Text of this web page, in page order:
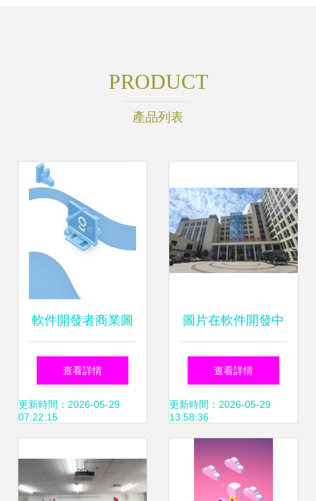
PRODUCT
產品列表
軟件開發者商業圖
標設計要素與價值
體現
查看詳情
更新時間：2026-05-29
07:22:15
圖片在軟件開發中
的角色與應用策略
查看詳情
更新時間：2026-05-29
13:58:36